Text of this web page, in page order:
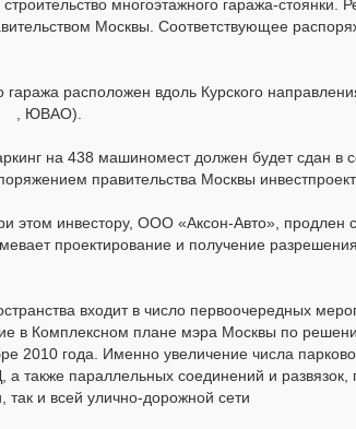
многоэтажного гаража-
Москвы. Соответствующее
расположен вдоль Курского
, ЮВАО).
на 438 машиномест должен будет сдан в
правительства Москвы
этом инвестору, ООО «Аксон-Авто», продлен
проектирование и получение
входит в число первоочередных
в Комплексном плане мэра Москвы по
2010 года. Именно увеличение числа
также параллельных соединений и развязок,
так и всей улично-дорожной сети